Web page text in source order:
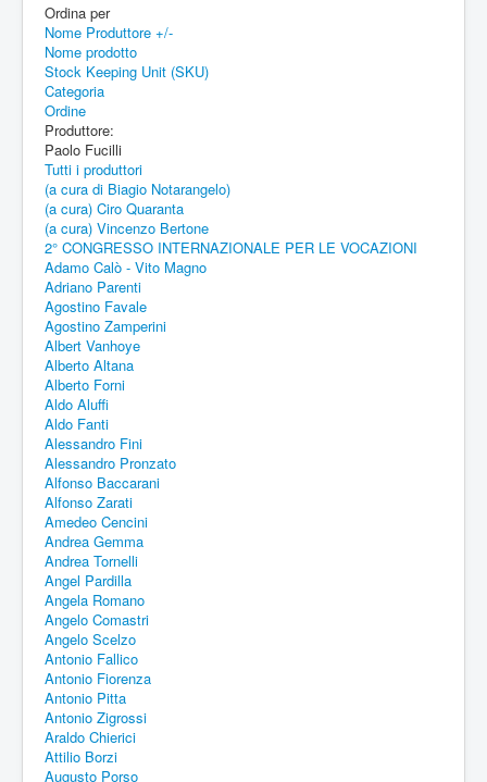
Ordina per
Nome Produttore +/-
Nome prodotto
Stock Keeping Unit (SKU)
Categoria
Ordine
Produttore:
Paolo Fucilli
Tutti i produttori
(a cura di Biagio Notarangelo)
(a cura) Ciro Quaranta
(a cura) Vincenzo Bertone
2° CONGRESSO INTERNAZIONALE PER LE VOCAZIONI
Adamo Calò - Vito Magno
Adriano Parenti
Agostino Favale
Agostino Zamperini
Albert Vanhoye
Alberto Altana
Alberto Forni
Aldo Aluffi
Aldo Fanti
Alessandro Fini
Alessandro Pronzato
Alfonso Baccarani
Alfonso Zarati
Amedeo Cencini
Andrea Gemma
Andrea Tornelli
Angel Pardilla
Angela Romano
Angelo Comastri
Angelo Scelzo
Antonio Fallico
Antonio Fiorenza
Antonio Pitta
Antonio Zigrossi
Araldo Chierici
Attilio Borzi
Augusto Porso